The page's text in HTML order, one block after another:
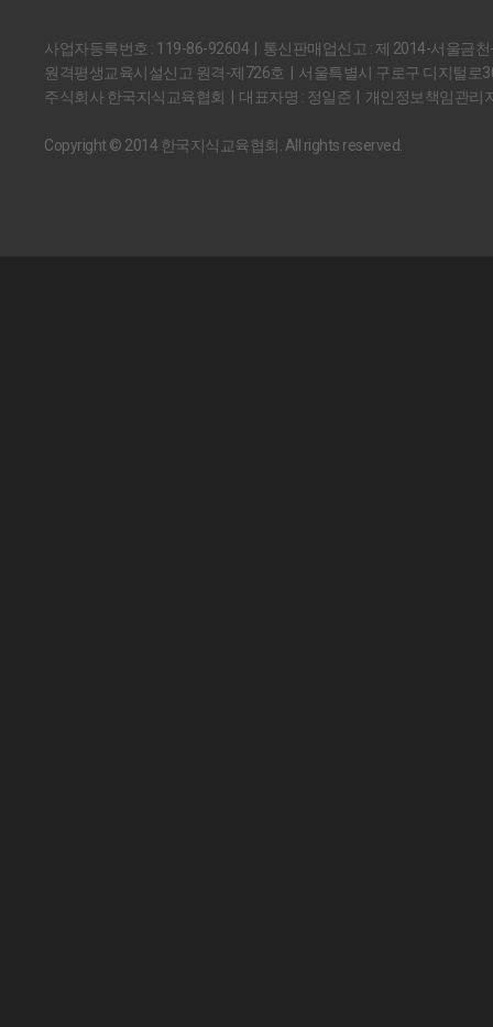
사업자등록번호 : 119-86-92604 | 통신판매업신고 : 제 2014-서울금
원격평생교육시설신고 원격-제726호 | 서울특별시 구로구 디지털로
주식회사 한국지식교육협회 | 대표자명 : 정일준 | 개인정보책임관리
Copyright © 2014 한국지식교육협회. All rights reserved.